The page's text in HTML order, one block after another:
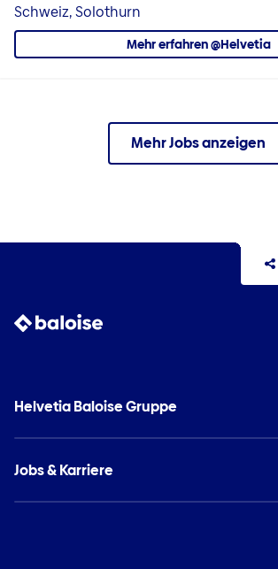
Schweiz, Solothurn
Mehr erfahren @Helvetia
Mehr Jobs anzeigen
Helvetia Baloise Gruppe
Jobs & Karriere